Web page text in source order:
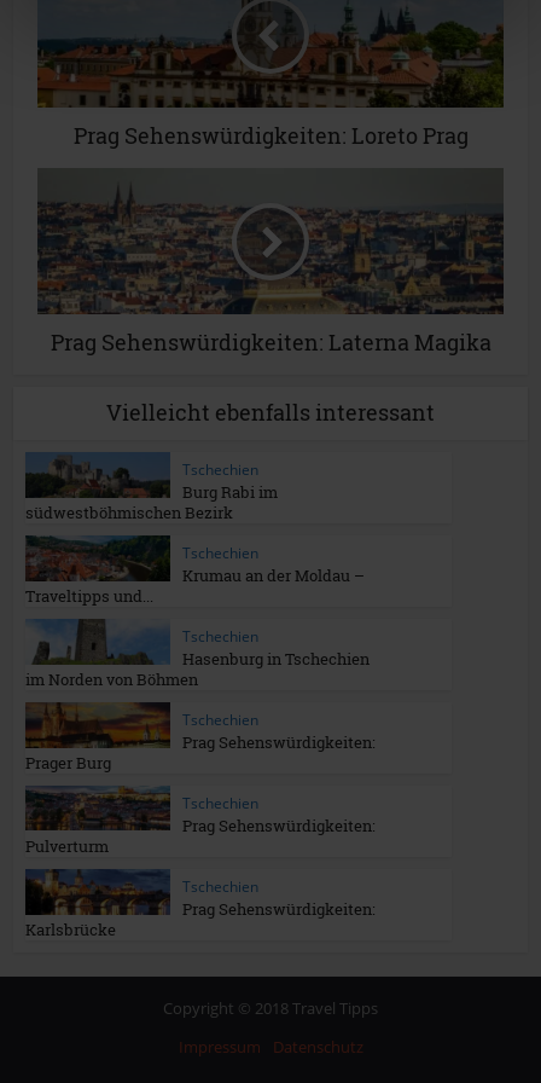
Prag Sehenswürdigkeiten: Loreto Prag
Prag Sehenswürdigkeiten: Laterna Magika
Vielleicht ebenfalls interessant
Tschechien
Burg Rabi im
südwestböhmischen Bezirk
Tschechien
Krumau an der Moldau –
Traveltipps und...
Tschechien
Hasenburg in Tschechien
im Norden von Böhmen
Tschechien
Prag Sehenswürdigkeiten:
Prager Burg
Tschechien
Prag Sehenswürdigkeiten:
Pulverturm
Tschechien
Prag Sehenswürdigkeiten:
Karlsbrücke
Copyright © 2018 Travel Tipps
Impressum
Datenschutz